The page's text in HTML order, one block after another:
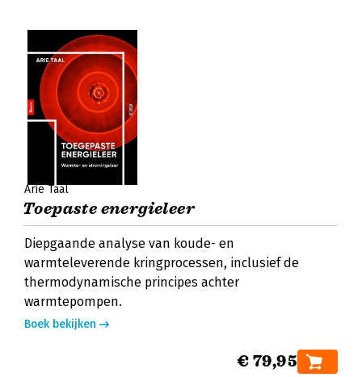
Arie Taal
Toepaste energieleer
Diepgaande analyse van koude- en
warmteleverende kringprocessen, inclusief de
thermodynamische principes achter
warmtepompen.
Boek bekijken
€ 79,95